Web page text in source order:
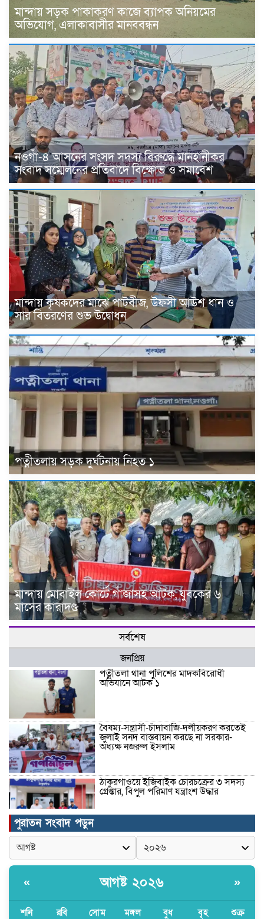
মান্দায় সড়ক পাকাকরণ কাজে ব্যাপক অনিয়মের
অভিযোগ, এলাকাবাসীর মানববন্ধন
নওগাঁ-৪ আসনের সংসদ সদস্য বিরুদ্ধে মানহানীকর
সংবাদ সম্মেলনের প্রতিবাদে বিক্ষোভ ও সমাবেশ
মান্দায় কৃষকদের মাঝে পাটবীজ, উফসী আউশ ধান ও
সার বিতরণের শুভ উদ্বোধন
পত্নীতলায় সড়ক দুর্ঘটনায় নিহত ১
মান্দায় মোবাইল কোর্টে গাঁজাসহ আটক, যুবকের ৬
মাসের কারাদণ্ড
সর্বশেষ
জনপ্রিয়
পত্নীতলা থানা পুলিশের মাদকবিরোধী
অভিযানে আটক ১
বৈষম্য-সন্ত্রাসী-চাঁদাবাজি-দলীয়করণ করতেই
জুলাই সনদ বাস্তবায়ন করছে না সরকার-
অধ্যক্ষ নজরুল ইসলাম
ঠাকুরগাঁওয়ে ইজিবাইক চোরচক্রের ৩ সদস্য
গ্রেপ্তার, বিপুল পরিমাণ যন্ত্রাংশ উদ্ধার ‎
মুন্সীগঞ্জের টংগীবাড়ীতে ৭ ফুট ৬ ইঞ্চি উচ্চতার
গাঁজা গাছের পরিচর্যাকারী গ্রেপ্তার।
ঘণ্টার পর ঘণ্টা বিদ্যুৎহীন মৌলভীবাজার:
পুরাতন সংবাদ পড়ুন
« আগষ্ট ২০২৬ »
শনি রবি সোম মঙ্গল বুধ বৃহ শুক্র